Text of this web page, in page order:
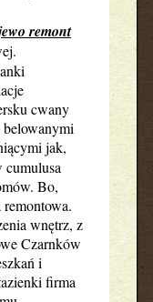
remont
cwany
jak,
cumulusa
Bo,
wnętrz, z
Czarnków
i
firma